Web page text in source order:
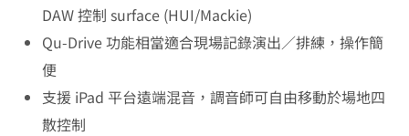
DAW 控制 surface (HUI/Mackie)
Qu‑Drive 功能相當適合現場記錄演出／排練，操作簡
便
支援 iPad 平台遠端混音，調音師可自由移動於場地四
散控制